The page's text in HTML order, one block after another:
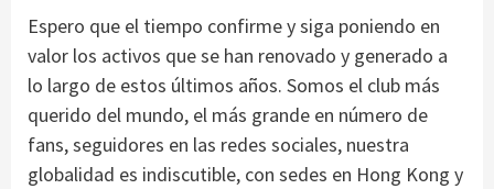
Espero que el tiempo confirme y siga poniendo en
valor los activos que se han renovado y generado a
lo largo de estos últimos años. Somos el club más
querido del mundo, el más grande en número de
fans, seguidores en las redes sociales, nuestra
globalidad es indiscutible, con sedes en Hong Kong y